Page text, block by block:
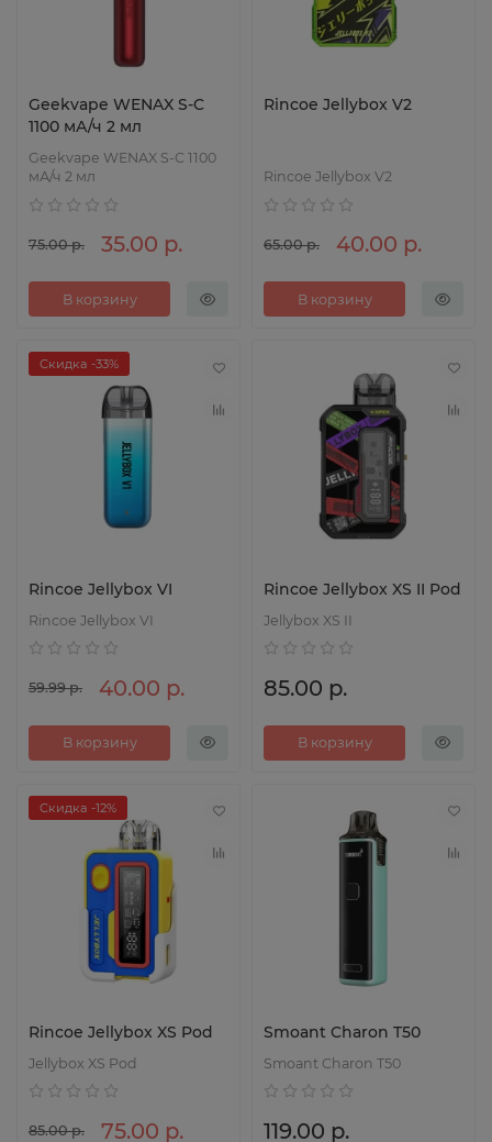
Geekvape WENAX S-C
1100 мА/ч 2 мл
Geekvape WENAX S-C 1100
мА/ч 2 мл
75.00 р. 35.00 р.
В корзину
Rincoe Jellybox V2
Rincoe Jellybox V2
65.00 р. 40.00 р.
В корзину
Скидка -33%
Rincoe Jellybox VI
Rincoe Jellybox VI
59.99 р. 40.00 р.
В корзину
Rincoe Jellybox XS II Pod
Jellybox XS II
85.00 р.
В корзину
Скидка -12%
Rincoe Jellybox XS Pod
Jellybox XS Pod
85.00 р. 75.00 р.
Smoant Charon T50
Smoant Charon T50
119.00 р.